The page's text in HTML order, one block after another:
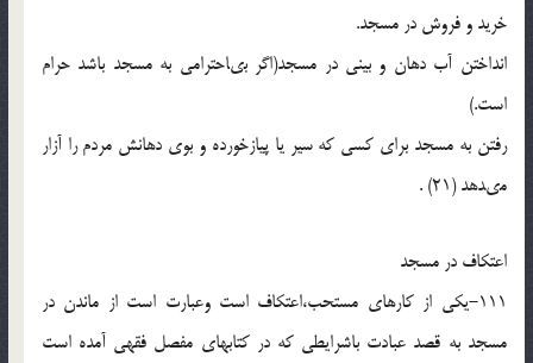
خرید و فروش در مسجد.
انداختن آب دهان و بینى در مسجد(اگر بى‏احترامى به مسجد باشد حرام
است.)
رفتن به مسجد براى کسى که سیر یا پیازخورده و بوى دهانش مردم را آزار
مى‏دهد (21) .
اعتکاف در مسجد
111-یکى از کارهاى مستحب،اعتکاف است وعبارت است از ماندن در
مسجد به قصد عبادت باشرایطى که در کتابهاى مفصل فقهى آمده است